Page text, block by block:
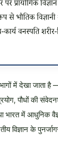
पर प्रायोगिक
से भौतिक
वनस्पति शरीर-
में देखा जाता है
पौधों की
भारत में आधुनिक
विज्ञान के